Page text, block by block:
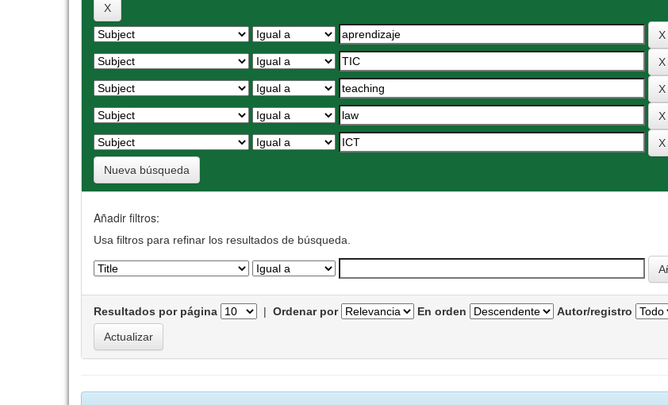
Nueva búsqueda
Añadir filtros:
Usa filtros para refinar los resultados de búsqueda.
Resultados por página | Ordenar por En orden Autor/registro